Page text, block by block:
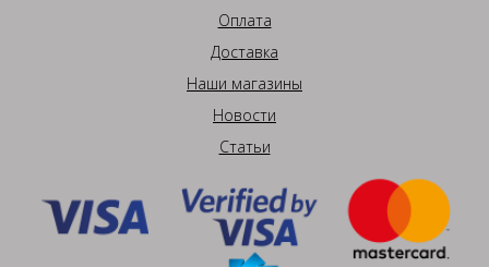
Оплата
Доставка
Наши магазины
Новости
Статьи